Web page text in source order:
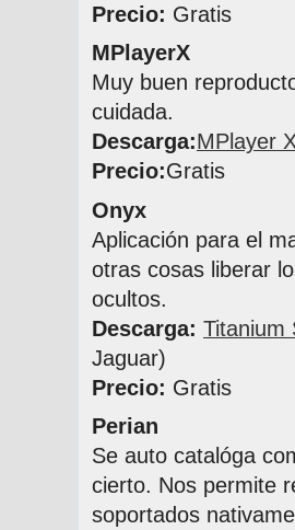
Precio: Gratis
MPlayerX
Muy buen
cuidada.
Descarga:MPlayer
Precio:Gratis
Onyx
Aplicación para el
otras cosas liberar
ocultos.
Descarga: Titanium
Jaguar)
Precio: Gratis
Perian
Se auto catalóga
cierto. Nos permite
soportados